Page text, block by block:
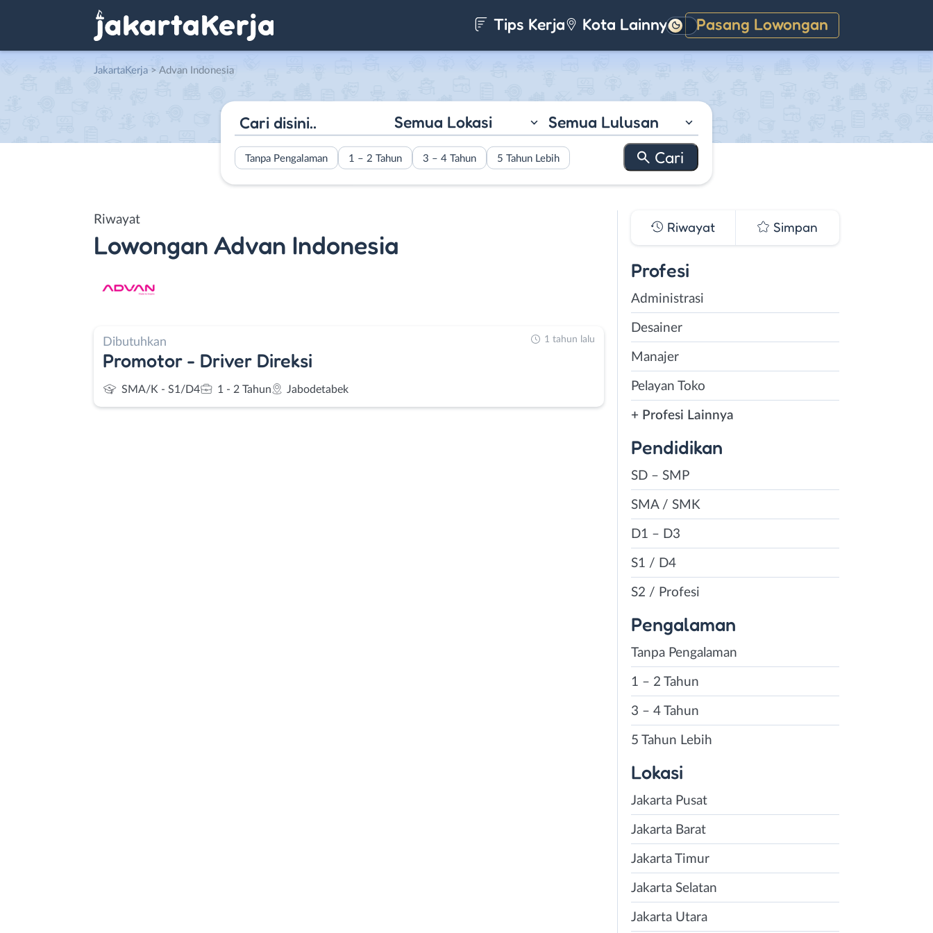
Tips Kerja Kota Lainnya Pasang Lowongan
Gelap
JakartaKerja > Advan Indonesia
Semua Lokasi Semua Lulusan
Tanpa Pengalaman 1 – 2 Tahun 3 – 4 Tahun 5 Tahun Lebih
Riwayat
Lowongan Advan Indonesia
Dibutuhkan
Promotor - Driver Direksi
SMA/K - S1/D4 1 - 2 Tahun Jabodetabek
1 tahun lalu
Riwayat Simpan
Profesi
Administrasi
Desainer
Manajer
Pelayan Toko
+ Profesi Lainnya
Pendidikan
SD – SMP
SMA / SMK
D1 – D3
S1 / D4
S2 / Profesi
Pengalaman
Tanpa Pengalaman
1 – 2 Tahun
3 – 4 Tahun
5 Tahun Lebih
Lokasi
Jakarta Pusat
Jakarta Barat
Jakarta Timur
Jakarta Selatan
Jakarta Utara